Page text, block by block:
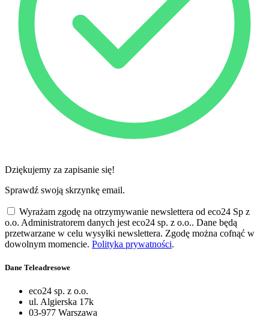
Dziękujemy za zapisanie się!
Sprawdź swoją skrzynkę email.
Wyrażam zgodę na otrzymywanie newslettera od eco24 Sp z
o.o. Administratorem danych jest eco24 sp. z o.o.. Dane będą
przetwarzane w celu wysyłki newslettera. Zgodę można cofnąć w
dowolnym momencie. Polityka prywatności.
Dane Teleadresowe
eco24 sp. z o.o.
ul. Algierska 17k
03-977 Warszawa